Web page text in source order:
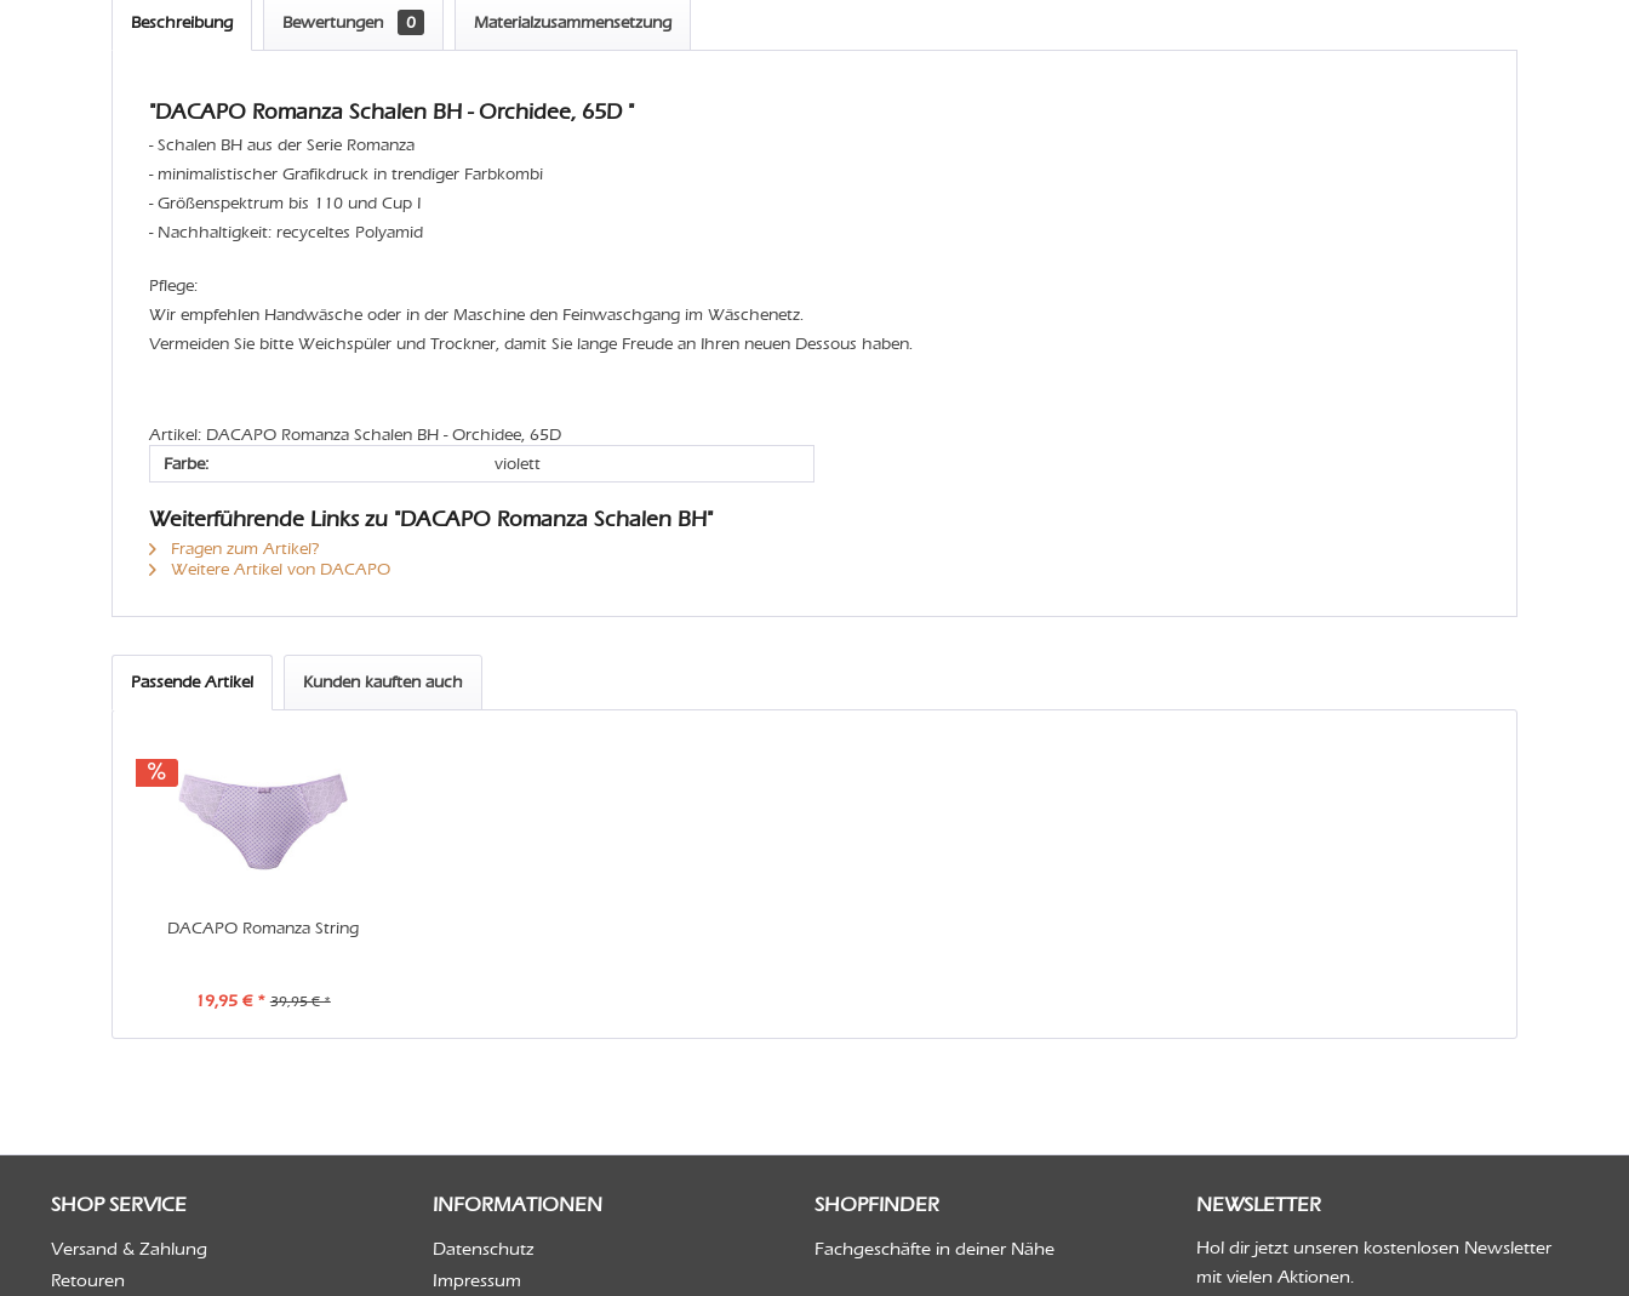
Beschreibung Bewertungen 0 Materialzusammensetzung
"DACAPO Romanza Schalen BH - Orchidee, 65D "
- Schalen BH aus der Serie Romanza
- minimalistischer Grafikdruck in trendiger Farbkombi
- Größenspektrum bis 110 und Cup I
- Nachhaltigkeit: recyceltes Polyamid
Pflege:
Wir empfehlen Handwäsche oder in der Maschine den Feinwaschgang im Wäschenetz.
Vermeiden Sie bitte Weichspüler und Trockner, damit Sie lange Freude an Ihren neuen Dessous haben.
Artikel: DACAPO Romanza Schalen BH - Orchidee, 65D
Farbe:
violett
Weiterführende Links zu "DACAPO Romanza Schalen BH"
Fragen zum Artikel?
Weitere Artikel von DACAPO
Passende Artikel Kunden kauften auch
DACAPO Romanza String
19,95 € * 39,95 € *
SHOP SERVICE
Versand & Zahlung
Retouren
INFORMATIONEN
Datenschutz
Impressum
SHOPFINDER
Fachgeschäfte in deiner Nähe
NEWSLETTER
Hol dir jetzt unseren kostenlosen Newsletter
mit vielen Aktionen.